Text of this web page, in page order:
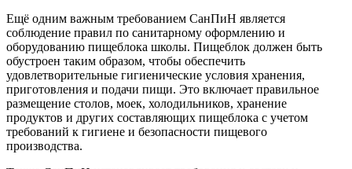
Ещё одним важным требованием СанПиН является
соблюдение правил по санитарному оформлению и
оборудованию пищеблока школы. Пищеблок должен быть
обустроен таким образом, чтобы обеспечить
удовлетворительные гигиенические условия хранения,
приготовления и подачи пищи. Это включает правильное
размещение столов, моек, холодильников, хранение
продуктов и других составляющих пищеблока с учетом
требований к гигиене и безопасности пищевого
производства.